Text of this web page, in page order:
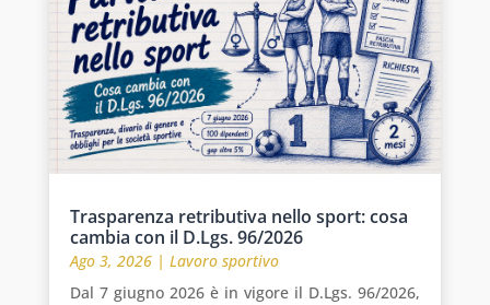
Trasparenza retributiva nello sport: cosa
cambia con il D.Lgs. 96/2026
Ago 3, 2026| Lavoro sportivo
Dal 7 giugno 2026 è in vigore il D.Lgs. 96/2026,